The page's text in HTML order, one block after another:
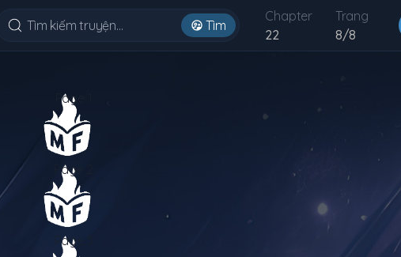
Tìm
Chapter
22
Trang
8/8